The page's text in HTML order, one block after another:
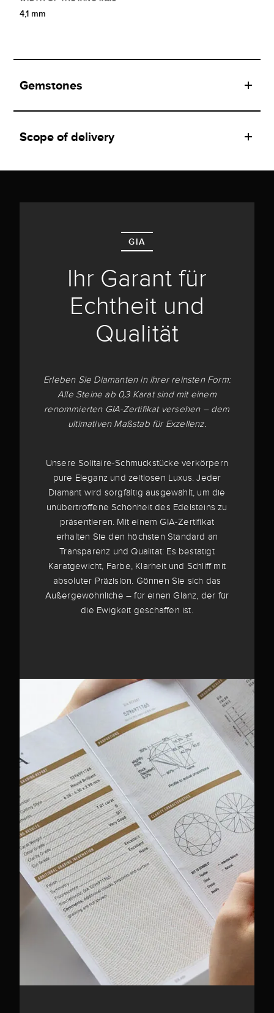
4,1 mm
Gemstones
Scope of delivery
GIA
Ihr Garant für
Echtheit und
Qualität
Erleben Sie Diamanten in ihrer reinsten Form:
Alle Steine ab 0,3 Karat sind mit einem
renommierten GIA-Zertifikat versehen – dem
ultimativen Maßstab für Exzellenz.
Unsere Solitaire-Schmuckstücke verkörpern
pure Eleganz und zeitlosen Luxus. Jeder
Diamant wird sorgfältig ausgewählt, um die
unübertroffene Schönheit des Edelsteins zu
präsentieren. Mit einem GIA-Zertifikat
erhalten Sie den höchsten Standard an
Transparenz und Qualität: Es bestätigt
Karatgewicht, Farbe, Klarheit und Schliff mit
absoluter Präzision. Gönnen Sie sich das
Außergewöhnliche – für einen Glanz, der für
die Ewigkeit geschaffen ist.